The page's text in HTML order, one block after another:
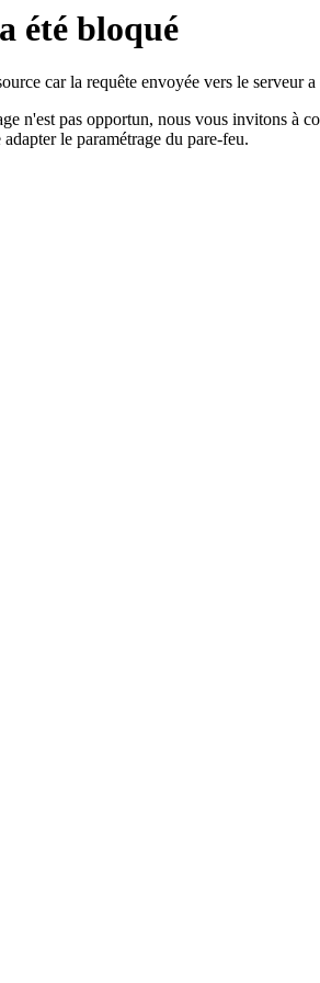
été bloqué
car la requête envoyée vers le serveur a
n'est pas opportun, nous vous invitons à
le paramétrage du pare-feu.